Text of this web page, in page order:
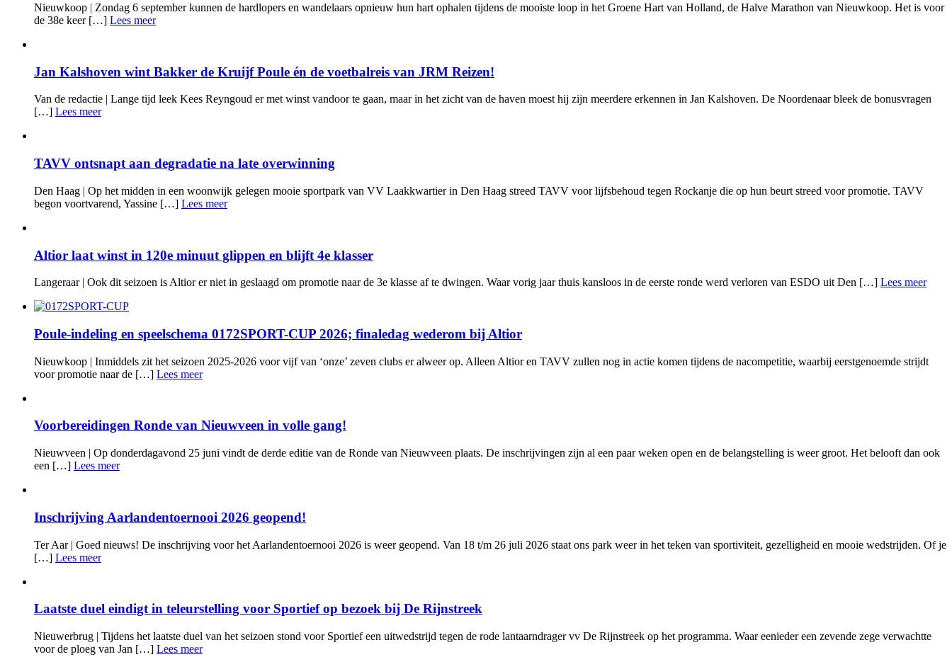
Nieuwkoop | Zondag 6 september kunnen de hardlopers en wandelaars opnieuw hun hart ophalen tijdens de mooiste loop in het Groene Hart van Holland, de Halve Marathon van Nieuwkoop. Het is voor
de 38e keer […] Lees meer
Jan Kalshoven wint Bakker de Kruijf Poule én de voetbalreis van JRM Reizen!
Van de redactie | Lange tijd leek Kees Reyngoud er met winst vandoor te gaan, maar in het zicht van de haven moest hij zijn meerdere erkennen in Jan Kalshoven. De Noordenaar bleek de bonusvragen
[…] Lees meer
TAVV ontsnapt aan degradatie na late overwinning
Den Haag | Op het midden in een woonwijk gelegen mooie sportpark van VV Laakkwartier in Den Haag streed TAVV voor lijfsbehoud tegen Rockanje die op hun beurt streed voor promotie. TAVV
begon voortvarend, Yassine […] Lees meer
Altior laat winst in 120e minuut glippen en blijft 4e klasser
Langeraar | Ook dit seizoen is Altior er niet in geslaagd om promotie naar de 3e klasse af te dwingen. Waar vorig jaar thuis kansloos in de eerste ronde werd verloren van ESDO uit Den […] Lees meer
Poule-indeling en speelschema 0172SPORT-CUP 2026; finaledag wederom bij Altior
Nieuwkoop | Inmiddels zit het seizoen 2025-2026 voor vijf van ‘onze’ zeven clubs er alweer op. Alleen Altior en TAVV zullen nog in actie komen tijdens de nacompetitie, waarbij eerstgenoemde strijdt
voor promotie naar de […] Lees meer
Voorbereidingen Ronde van Nieuwveen in volle gang!
Nieuwveen | Op donderdagavond 25 juni vindt de derde editie van de Ronde van Nieuwveen plaats. De inschrijvingen zijn al een paar weken open en de belangstelling is weer groot. Het belooft dan ook
een […] Lees meer
Inschrijving Aarlandentoernooi 2026 geopend!
Ter Aar | Goed nieuws! De inschrijving voor het Aarlandentoernooi 2026 is weer geopend. Van 18 t/m 26 juli 2026 staat ons park weer in het teken van sportiviteit, gezelligheid en mooie wedstrijden. Of je
[…] Lees meer
Laatste duel eindigt in teleurstelling voor Sportief op bezoek bij De Rijnstreek
Nieuwerbrug | Tijdens het laatste duel van het seizoen stond voor Sportief een uitwedstrijd tegen de rode lantaarndrager vv De Rijnstreek op het programma. Waar eenieder een zevende zege verwachtte
voor de ploeg van Jan […] Lees meer